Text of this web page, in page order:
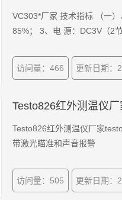
VC303*厂家 技术指标 （一
85%； 3、电 源：DC3V（2节
访问量：466 更新日期：
Testo826红外测温仪厂
Testo826红外测温仪厂家
带激光瞄准和声音报警
访问量：505 更新日期：